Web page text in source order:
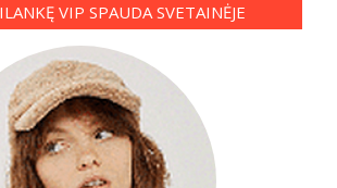
VIP SPAUDA SVETAINĖJE